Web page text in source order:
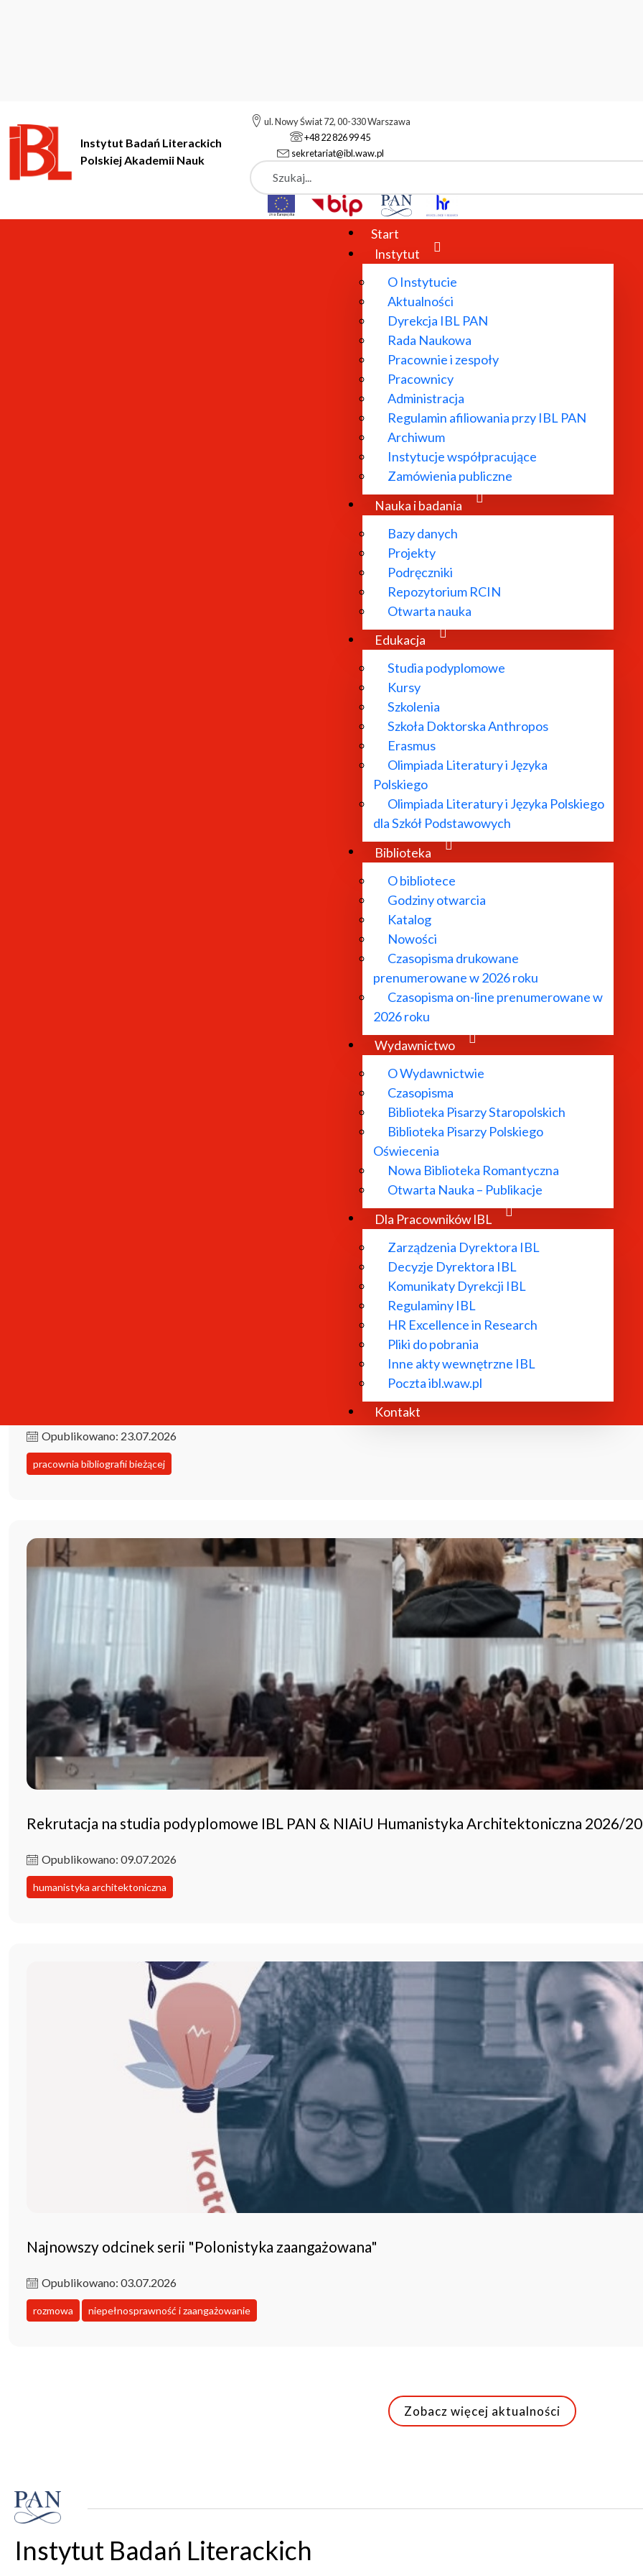
Instytut Badań Literackich
Polskiej Akademii Nauk
ul. Nowy Świat 72, 00-330 Warszawa
+48 22 826 99 45
sekretariat@ibl.waw.pl
Szukaj
Start
Instytut
O Instytucie
Aktualności
Dyrekcja IBL PAN
Rada Naukowa
Pracownie i zespoły
Pracownicy
Administracja
Regulamin afiliowania przy IBL PAN
Archiwum
Instytucje współpracujące
Zamówienia publiczne
Nauka i badania
Bazy danych
Projekty
Podręczniki
Repozytorium RCIN
Otwarta nauka
Edukacja
Studia podyplomowe
Kursy
Szkolenia
Szkoła Doktorska Anthropos
Erasmus
Olimpiada Literatury i Języka
Polskiego
Olimpiada Literatury i Języka Polskiego
dla Szkół Podstawowych
Biblioteka
O bibliotece
Godziny otwarcia
Katalog
Nowości
Czasopisma drukowane
prenumerowane w 2026 roku
Czasopisma on-line prenumerowane w
2026 roku
Wydawnictwo
O Wydawnictwie
Czasopisma
Biblioteka Pisarzy Staropolskich
Biblioteka Pisarzy Polskiego
Oświecenia
Nowa Biblioteka Romantyczna
Otwarta Nauka – Publikacje
Dla Pracowników IBL
Zarządzenia Dyrektora IBL
Decyzje Dyrektora IBL
Komunikaty Dyrekcji IBL
Regulaminy IBL
HR Excellence in Research
Pliki do pobrania
Inne akty wewnętrzne IBL
Poczta ibl.waw.pl
Kontakt
Instytut Badań Literackich PAN został powołany w
prowadzonych w Instytucie jest historia literatury
polskiej, a także rozbudowane prace bibliograficzne i
dokumentacyjne, leksykograficzne oraz edytorskie.
Opublikowano: 23.07.2026
pracownia bibliografii bieżącej
Rekrutacja na studia podyplomowe IBL PAN & NIAiU Humanistyka Architektoniczna 2026/
Opublikowano: 09.07.2026
humanistyka architektoniczna
Najnowszy odcinek serii "Polonistyka zaangażowana"
Opublikowano: 03.07.2026
rozmowa niepełnosprawność i zaangażowanie
Zobacz więcej aktualności
Instytut Badań Literackich